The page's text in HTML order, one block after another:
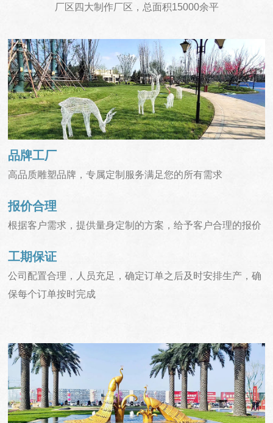
厂区四大制作厂区，总面积15000余平
品牌工厂
高品质雕塑品牌，专属定制服务满足您的所有需求
报价合理
根据客户需求，提供量身定制的方案，给予客户合理的报价
工期保证
公司配置合理，人员充足，确定订单之后及时安排生产，确
保每个订单按时完成